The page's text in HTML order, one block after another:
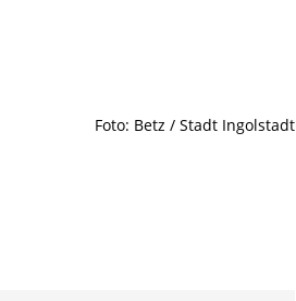
Foto: Betz / Stadt Ingolstadt